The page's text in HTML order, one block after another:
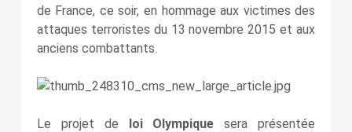
de France, ce soir, en hommage aux victimes des
attaques terroristes du 13 novembre 2015 et aux
anciens combattants.
Le projet de loi Olympique sera présentée